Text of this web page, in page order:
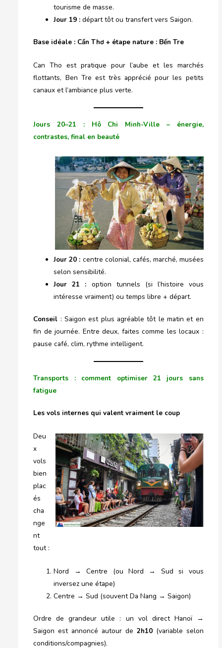
tourisme de masse.
Jour 19 : départ tôt ou transfert vers Saigon.
Base idéale : Cần Thơ + étape nature : Bến Tre
Can Tho est pratique pour l’aube et les marchés
flottants, Ben Tre est très apprécié pour les petits
canaux et l’ambiance plus verte.
Jours 20–21 : Hô Chi Minh-Ville – énergie,
contrastes, final en beauté
Jour 20 : centre colonial, cafés, marché, musées
selon sensibilité.
Jour 21 : option tunnels (si l’histoire vous
intéresse vraiment) ou temps libre + départ.
Conseil : Saigon est plus agréable tôt le matin et en
fin de journée. Entre deux, faites comme les locaux :
pause café, clim, rythme intelligent.
Transports : comment optimiser 21 jours sans
fatigue
Les vols internes qui valent vraiment le coup
Deu
x
vols
bien
plac
és
cha
nge
nt
tout :
Nord → Centre (ou Nord → Sud si vous
inversez une étape)
Centre → Sud (souvent Da Nang → Saigon)
Ordre de grandeur utile : un vol direct Hanoï →
Saigon est annoncé autour de 2h10(variable selon
conditions/compagnies).